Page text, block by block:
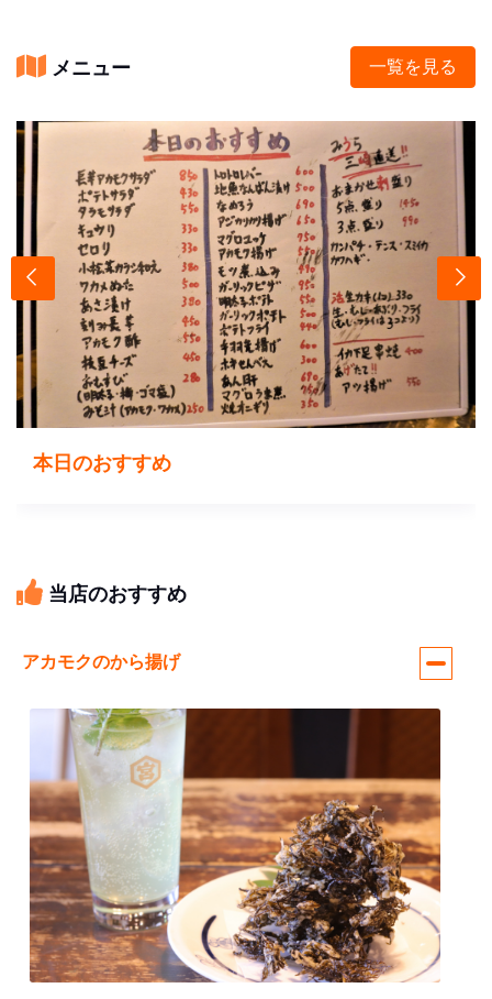
メニュー 一覧を見る
本日のおすすめ
当店のおすすめ
アカモクのから揚げ